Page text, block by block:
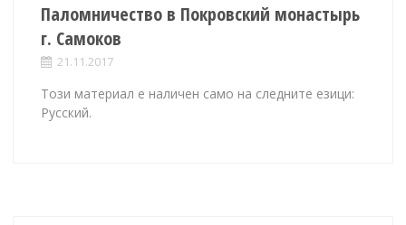
Паломничество в Покровский монастырь
г. Самоков
21.11.2017
Този материал е наличен само на следните езици:
Русский.